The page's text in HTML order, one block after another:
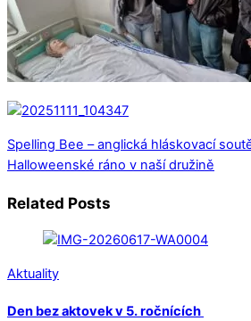
Spelling Bee – anglická hláskovací
Halloweenské ráno v naší družině
Related Posts
Aktuality
Den bez aktovek v 5. ročnících